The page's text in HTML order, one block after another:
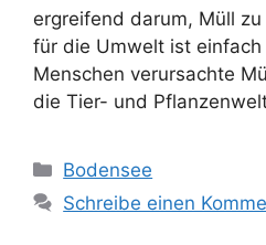
ergreifend darum, Müll
für die Umwelt ist
Menschen verursachte
die Tier- und
Kategorien
Bodensee
Schreibe einen